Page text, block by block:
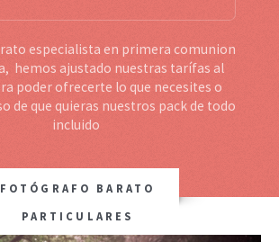
especialista en primera comunion
hemos ajustado nuestras tarífas al
poder ofrecerte lo que necesites o
de que quieras nuestros pack de todo
incluido
FOTÓGRAFO BARATO
PARTICULARES